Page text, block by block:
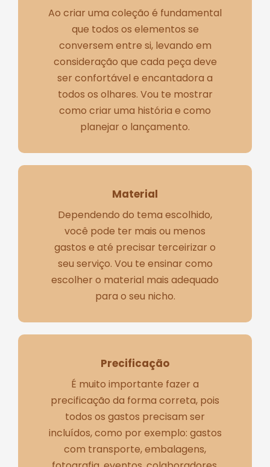
Ao criar uma coleção é fundamental
que todos os elementos se
conversem entre si, levando em
consideração que cada peça deve
ser confortável e encantadora a
todos os olhares. Vou te mostrar
como criar uma história e como
planejar o lançamento.
Material
Dependendo do tema escolhido,
você pode ter mais ou menos
gastos e até precisar terceirizar o
seu serviço. Vou te ensinar como
escolher o material mais adequado
para o seu nicho.
Precificação
É muito importante fazer a
precificação da forma correta, pois
todos os gastos precisam ser
incluídos, como por exemplo: gastos
com transporte, embalagens,